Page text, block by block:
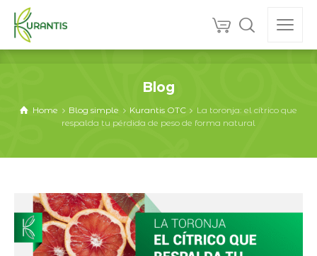
Blog
Home Blog simple Kurantis OTC
La toronja: el cítrico que
respalda tu pérdida de peso de forma natural